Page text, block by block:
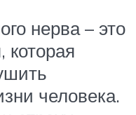
нерва – это
которая
человека.